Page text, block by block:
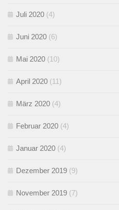
Juli 2020 (4)
Juni 2020 (6)
Mai 2020 (10)
April 2020 (11)
März 2020 (4)
Februar 2020 (4)
Januar 2020 (4)
Dezember 2019 (9)
November 2019 (7)